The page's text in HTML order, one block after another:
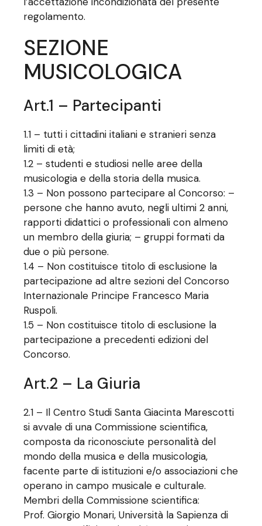
regolamento.
SEZIONE
MUSICOLOGICA
Art.1 – Partecipanti
1.1 – tutti i cittadini italiani e stranieri senza
limiti di età;
1.2 – studenti e studiosi nelle aree della
musicologia e della storia della musica.
1.3 – Non possono partecipare al Concorso: –
persone che hanno avuto, negli ultimi 2 anni,
rapporti didattici o professionali con almeno
un membro della giuria; – gruppi formati da
due o più persone.
1.4 – Non costituisce titolo di esclusione la
partecipazione ad altre sezioni del Concorso
Internazionale Principe Francesco Maria
Ruspoli.
1.5 – Non costituisce titolo di esclusione la
partecipazione a precedenti edizioni del
Concorso.
Art.2 – La Giuria
2.1 – Il Centro Studi Santa Giacinta Marescotti
si avvale di una Commissione scientifica,
composta da riconosciute personalità del
mondo della musica e della musicologia,
facente parte di istituzioni e/o associazioni che
operano in campo musicale e culturale.
Membri della Commissione scientifica:
Prof. Giorgio Monari, Università la Sapienza di